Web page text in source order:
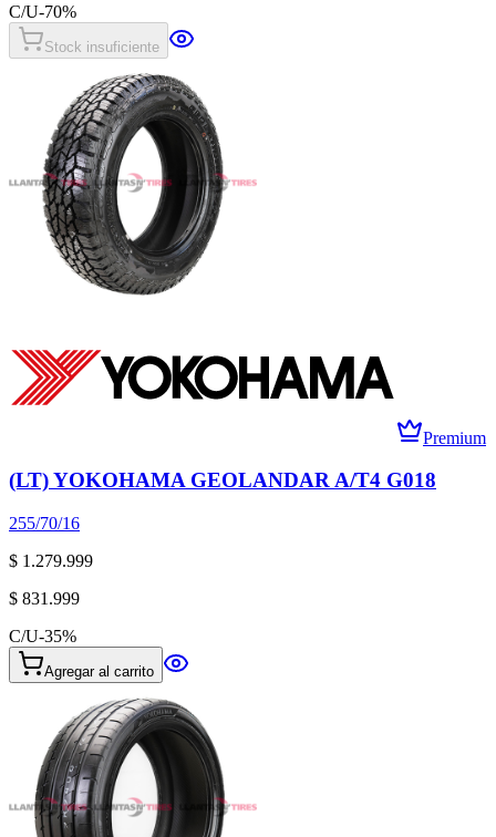
C/U-70%
Stock insuficiente
Premium
(LT) YOKOHAMA GEOLANDAR A/T4 G018
255/70/16
$ 1.279.999
$ 831.999
C/U-35%
Agregar al carrito